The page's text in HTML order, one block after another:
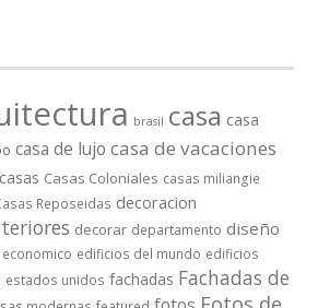
brasil casa casa
casa de lujo casa de vacaciones
casas Casas Coloniales casas miliangie
Reposeidas decoracion
decorar departamento diseño
economico edificios del mundo edificios
estados unidos fachadas Fachadas de